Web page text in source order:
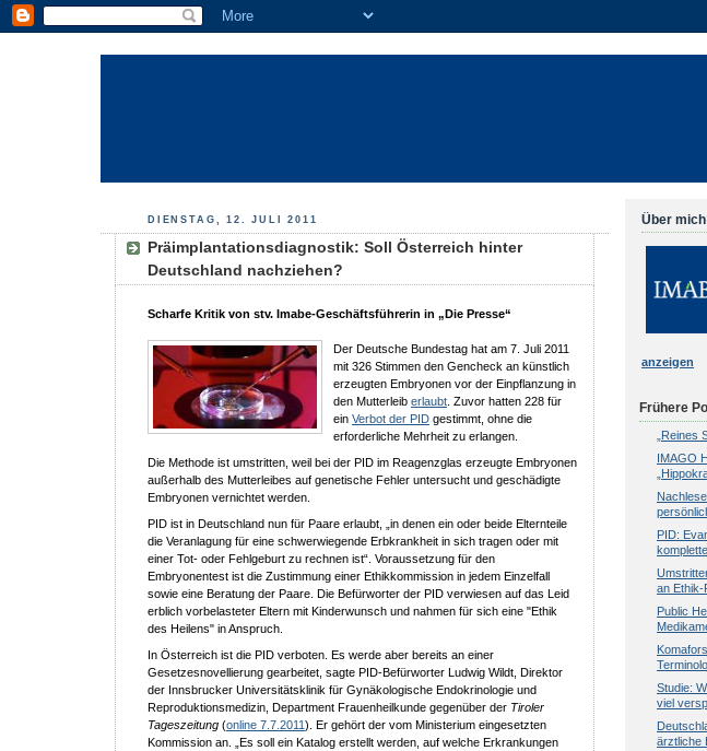
DIENSTAG, 12. JULI 2011
Präimplantationsdiagnostik: Soll Österreich hinter
Deutschland nachziehen?
Scharfe Kritik von stv. Imabe-Geschäftsführerin in „Die Presse“
Der Deutsche Bundestag hat am 7. Juli 2011
mit 326 Stimmen den Gencheck an künstlich
erzeugten Embryonen vor der Einpflanzung in
den Mutterleib erlaubt . Zuvor hatten 228 für
ein Verbot der PID gestimmt, ohne die
erforderliche Mehrheit zu erlangen.
Die Methode ist umstritten, weil bei der PID im Reagenzglas erzeugte Embryonen
außerhalb des Mutterleibes auf genetische Fehler untersucht und geschädigte
Embryonen vernichtet werden.
PID ist in Deutschland nun für Paare erlaubt, „in denen ein oder beide Elternteile
die Veranlagung für eine schwerwiegende Erbkrankheit in sich tragen oder mit
einer Tot- oder Fehlgeburt zu rechnen ist“. Voraussetzung für den
Embryonentest ist die Zustimmung einer Ethikkommission in jedem Einzelfall
sowie eine Beratung der Paare. Die Befürworter der PID verwiesen auf das Leid
erblich vorbelasteter Eltern mit Kinderwunsch und nahmen für sich eine "Ethik
des Heilens" in Anspruch.
In Österreich ist die PID verboten. Es werde aber bereits an einer
Gesetzesnovellierung gearbeitet, sagte PID-Befürworter Ludwig Wildt, Direktor
der Innsbrucker Universitätsklinik für Gynäkologische Endokrinologie und
Reproduktionsmedizin, Department Frauenheilkunde gegenüber der Tiroler
Tageszeitung (online 7.7.2011). Er gehört der vom Ministerium eingesetzten
Kommission an. „Es soll ein Katalog erstellt werden, auf welche Erkrankungen
Über mich
anzeigen
Frühere
„Reines
IMAGO
PID:
an Ethik-
Public
Studie:
viel
ärztliche